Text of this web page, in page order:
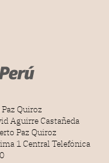
Quiroz
Aguirre Castañeda
Paz Quiroz
1 Central Telefónica